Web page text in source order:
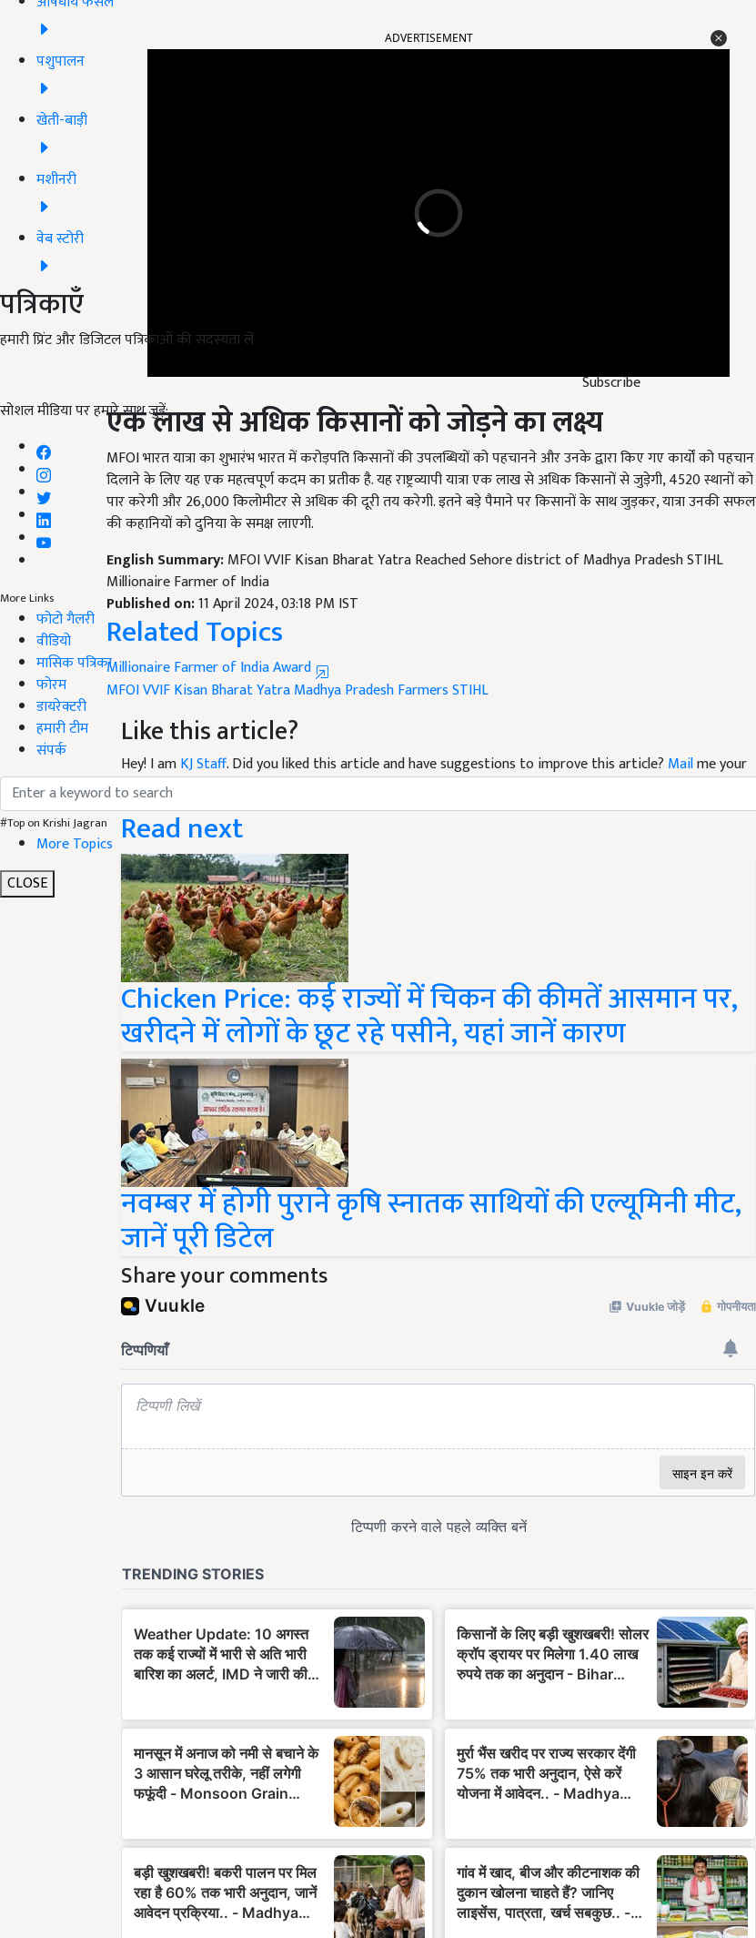
पशुपालन
खेती-बाड़ी
मशीनरी
वेब स्टोरी
पत्रिकाएँ
हमारी प्रिंट और डिजिटल पत्रिकाओं की सदस्यता लें
Subscribe
सोशल मीडिया पर हमारे साथ जुड़ें:
More Links
फोटो गैलरी
वीडियो
मासिक पत्रिका
फोरम
डायरेक्टरी
हमारी टीम
संपर्क
#Top on Krishi Jagran
More Topics
CLOSE
एक लाख से अधिक किसानों को जोड़ने का लक्ष्य
MFOI भारत यात्रा का शुभारंभ भारत में करोड़पति किसानों की उपलब्धियों को पहचानने और उनके द्वारा किए गए कार्यों को पहचान
दिलाने के लिए यह एक महत्वपूर्ण कदम का प्रतीक है. यह राष्ट्रव्यापी यात्रा एक लाख से अधिक किसानों से जुड़ेगी, 4520 स्थानों को
पार करेगी और 26,000 किलोमीटर से अधिक की दूरी तय करेगी. इतने बड़े पैमाने पर किसानों के साथ जुड़कर, यात्रा उनकी सफलता
की कहानियों को दुनिया के समक्ष लाएगी.
English Summary:
Millionaire Farmer of India
Published on:11 April 2024, 03:18 PM IST
Related Topics
Millionaire Farmer of India Award
MFOI VVIF Kisan Bharat YatraMadhya Pradesh Farmers
Like this article?
Hey! I amKJ Staff. Did you liked this article and have suggestions to improve this article?
suggestions and feedback.
Read next
Chicken Price: कई राज्यों में चिकन की कीमतें आसमान पर,
खरीदने में लोगों के छूट रहे पसीने, यहां जानें कारण
नवम्बर में होगी पुराने कृषि स्नातक साथियों की एल्यूमिनी मीट,
जानें पूरी डिटेल
Share your comments